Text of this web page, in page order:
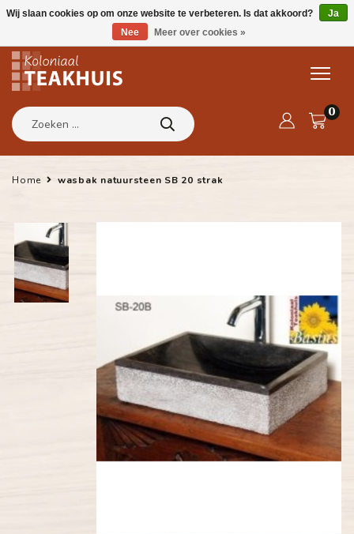
0
Home wasbak natuursteen SB 20 strak
Wij slaan cookies op om onze website te verbeteren. Is dat akkoord?
Ja
Nee
Meer over cookies »